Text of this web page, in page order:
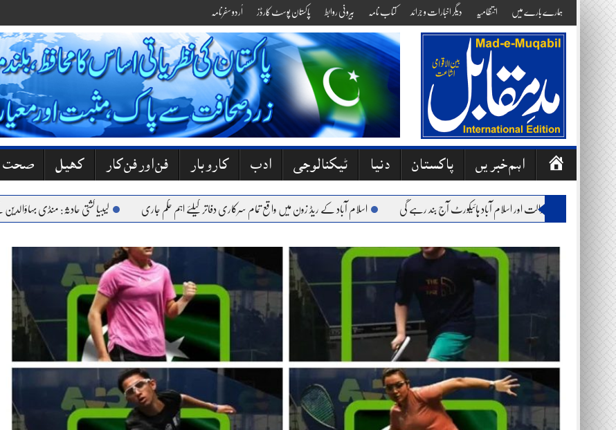
to
content
ہمارے بارے میں انتظامیہ دیگر اخبارات و جرائد کتاب نامہ بیرونی روابط پاکستان پوسٹ کارڈز اُردو سفرنامہ
ص
ف
ہ
ا
وّ
اہم خبریں پاکستان دنیا ٹیکنالوجی ادب کاروبار فن اور فن کار کھیل صحت
وفاقی آئینی عدالت اور اسلام آباد ہائیکورٹ آج بند رہے گی اسلام آباد کے ریڈ زون میں واقع تمام سرکاری دفاتر کیلئے اہم حکم جاری لیبیا کشتی حادثہ: منڈی بہاؤالدین کے 6 نوجوان جاں بحق، گھروں میں کہرام